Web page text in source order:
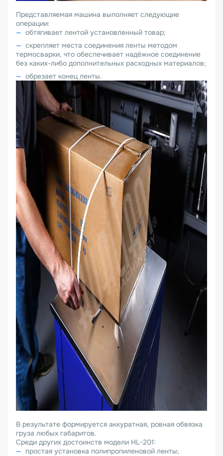
Представляемая машина выполняет следующие
операции:
обтягивает лентой установленный товар;
скрепляет места соединения ленты методом
термосварки, что обеспечивает надёжное соединение
без каких-либо дополнительных расходных материалов;
обрезает конец ленты.
В результате формируется аккуратная, ровная обвязка
груза любых габаритов.
Среди других достоинств модели HL-201:
простая установка полипропиленовой ленты;